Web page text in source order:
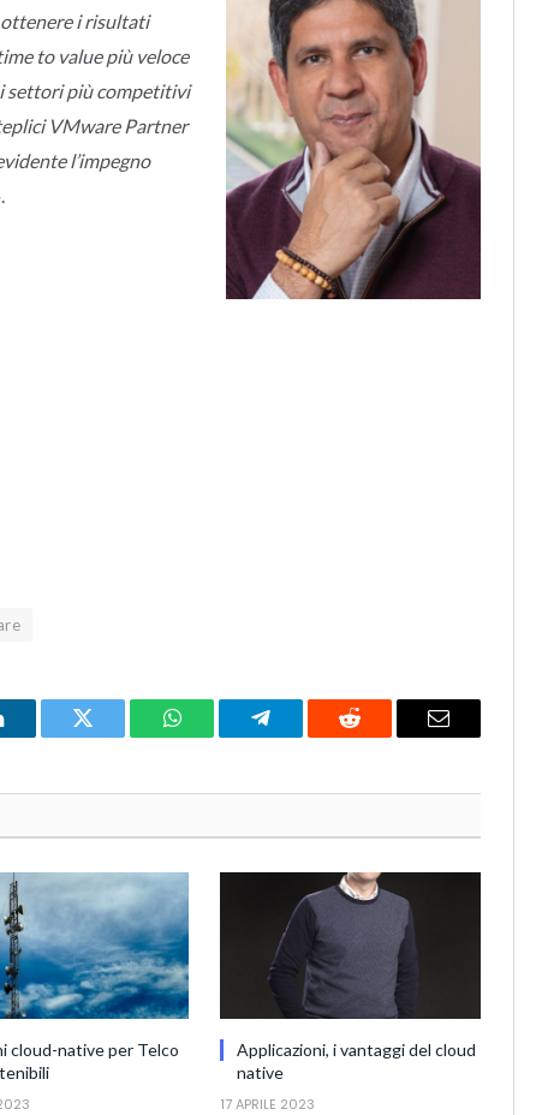
ottenere i risultati
to value più veloce
settori più competitivi
VMware Partner
l’impegno
Twitter WhatsAppTelegram Reddit Email
cloud-native per Telco
Applicazioni, i vantaggi del cloud
native
17 APRILE 2023